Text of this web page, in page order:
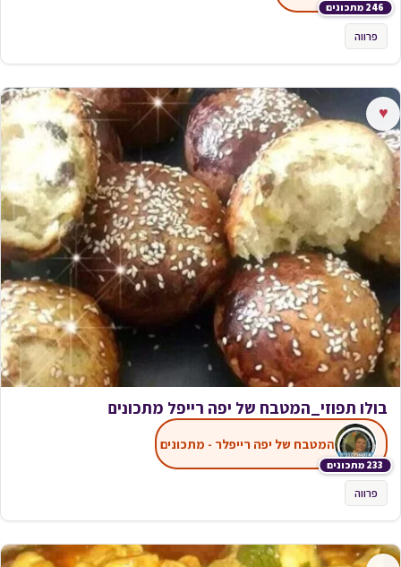
246 מתכונים
פרווה
♥
בולו תפוזי_המטבח של יפה רייפל מתכונים
233 מתכונים
המטבח של יפה רייפלר - מתכונים
פרווה